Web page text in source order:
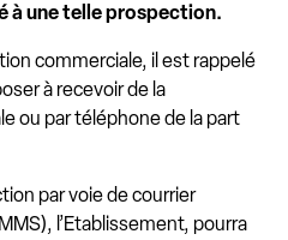
à une telle prospection.
commerciale, il est rappelé
à recevoir de la
ou par téléphone de la part
par voie de courrier
l’Etablissement, pourra